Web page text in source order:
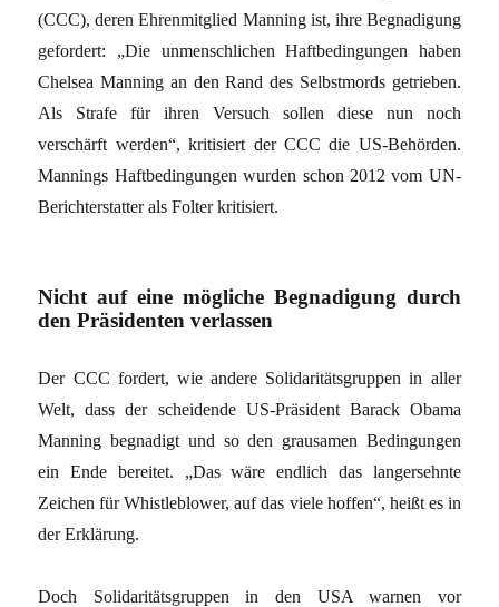
(CCC), deren Ehrenmitglied Manning ist, ihre Begnadigung
gefordert: „Die unmenschlichen Haftbedingungen haben
Chelsea Manning an den Rand des Selbstmords getrieben.
Als Strafe für ihren Versuch sollen diese nun noch
verschärft werden“, kritisiert der CCC die US-Behörden.
Mannings Haftbedingungen wurden schon 2012 vom UN-
Berichterstatter als Folter kritisiert.
Nicht auf eine mögliche Begnadigung durch
den Präsidenten verlassen
Der CCC fordert, wie andere Solidaritätsgruppen in aller
Welt, dass der scheidende US-Präsident Barack Obama
Manning begnadigt und so den grausamen Bedingungen
ein Ende bereitet. „Das wäre endlich das langersehnte
Zeichen für Whistleblower, auf das viele hoffen“, heißt es in
der Erklärung.
Doch Solidaritätsgruppen in den USA warnen vor